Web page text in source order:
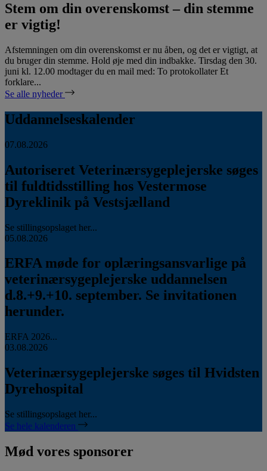
Stem om din overenskomst – din stemme
er vigtig!
Afstemningen om din overenskomst er nu åben, og det er vigtigt, at
du bruger din stemme. Hold øje med din indbakke. Tirsdag den 30.
juni kl. 12.00 modtager du en mail med: To protokollater Et
forklare...
Se alle nyheder
Uddannelseskalender
07.08.2026
Autoriseret Veterinærsygeplejerske søges
til fuldtidsstilling hos Vestermose
Dyreklinik på Vestsjælland
Se stillingsopslaget her...
05.08.2026
ERFA møde for oplæringsansvarlige på
veterinærsygeplejerske uddannelsen
d.8.+9.+10. september. Se invitationen
herunder.
ERFA 2026...
03.08.2026
Veterinærsygeplejerske søges til Hvidsten
Dyrehospital
Se stillingsopslaget her...
Se hele kalenderen
Mød vores sponsorer